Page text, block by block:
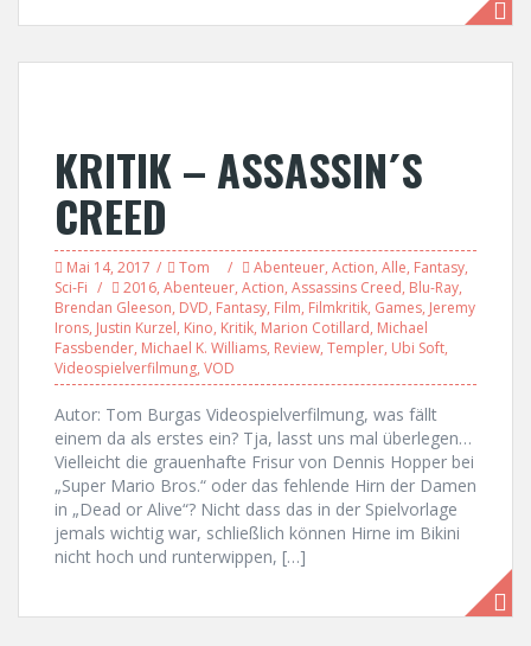
KRITIK – ASSASSIN´S
CREED
Mai 14, 2017 Tom Abenteuer, Action, Alle, Fantasy,
Sci-Fi
2016, Abenteuer, Action, Assassins Creed, Blu-Ray,
Brendan Gleeson, DVD, Fantasy, Film, Filmkritik, Games, Jeremy
Irons, Justin Kurzel, Kino, Kritik, Marion Cotillard, Michael
Fassbender, Michael K. Williams, Review, Templer, Ubi Soft,
Videospielverfilmung, VOD
Autor: Tom Burgas Videospielverfilmung, was fällt
einem da als erstes ein? Tja, lasst uns mal überlegen…
Vielleicht die grauenhafte Frisur von Dennis Hopper bei
„Super Mario Bros.“ oder das fehlende Hirn der Damen
in „Dead or Alive“? Nicht dass das in der Spielvorlage
jemals wichtig war, schließlich können Hirne im Bikini
nicht hoch und runterwippen, […]